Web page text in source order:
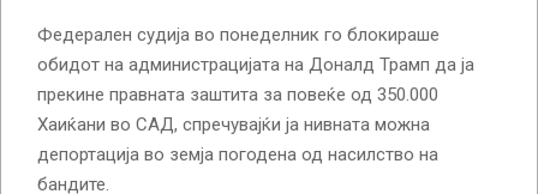
Федерален судија во понеделник го блокираше
обидот на администрацијата на Доналд Трамп да ја
прекине правната заштита за повеќе од 350.000
Хаиќани во САД, спречувајќи ја нивната можна
депортација во земја погодена од насилство на
бандите.